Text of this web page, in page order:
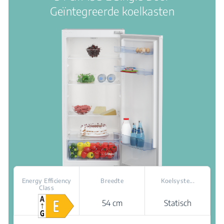
Geïntegreerde koelkasten
Energy Efficiency
Class
Breedte
54 cm
Koelsyste...
Statisch